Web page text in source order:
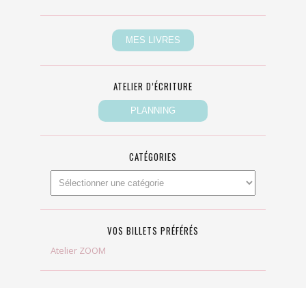
ATELIER D’ÉCRITURE
CATÉGORIES
VOS BILLETS PRÉFÉRÉS
Atelier ZOOM